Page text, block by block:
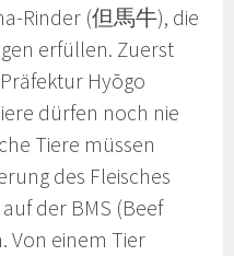
Rinder (但馬牛), die
erfüllen. Zuerst
Hyōgo
dürfen noch nie
Tiere müssen
des Fleisches
der BMS (Beef
Von einem Tier